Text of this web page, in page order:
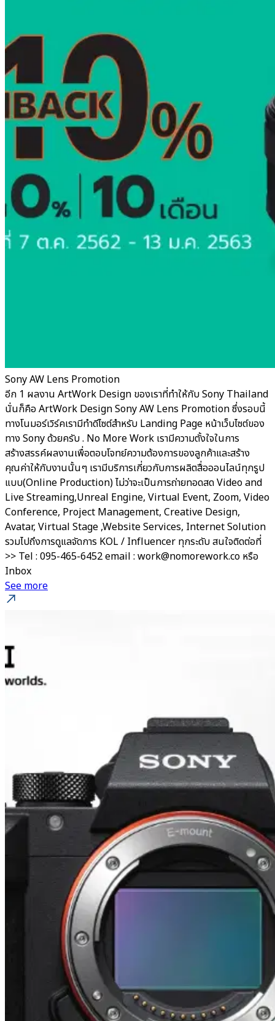
Sony AW Lens Promotion
อีก 1 ผลงาน ArtWork Design ของเราที่ทำให้กับ Sony Thailand
นั่นก็คือ ArtWork Design Sony AW Lens Promotion ซึ่งรอบนี้
ทางโนมอร์เวิร์คเรามีทำดีไซต์สำหรับ Landing Page หน้าเว็บไซต์ของ
ทาง Sony ด้วยครับ . No More Work เรามีความตั้งใจในการ
สร้างสรรค์ผลงานเพื่อตอบโจทย์ความต้องการของลูกค้าและสร้าง
คุณค่าให้กับงานนั้นๆ เรามีบริการเกี่ยวกับการผลิตสื่อออนไลน์ทุกรูป
แบบ(Online Production) ไม่ว่าจะเป็นการถ่ายทอดสด Video and
Live Streaming,Unreal Engine, Virtual Event, Zoom, Video
Conference, Project Management, Creative Design,
Avatar, Virtual Stage ,Website Services, Internet Solution
รวมไปถึงการดูแลจัดการ KOL / Influencer ทุกระดับ สนใจติดต่อที่
>> Tel : 095-465-6452 email : work@nomorework.co หรือ
Inbox
See more